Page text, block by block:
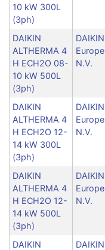
10 kW 300L
(3ph)
DAIKIN
ALTHERMA 4
H ECH2O 08-
10 kW 500L
(3ph)
DAIKIN
Europe
N.V.
DAIKIN
ALTHERMA 4
H ECH2O 12-
14 kW 300L
(3ph)
DAIKIN
Europe
N.V.
DAIKIN
ALTHERMA 4
H ECH2O 12-
14 kW 500L
(3ph)
DAIKIN
Europe
N.V.
DAIKIN
DAIKIN